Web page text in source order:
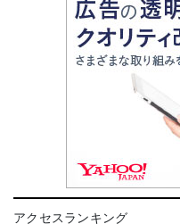
アクセスランキング